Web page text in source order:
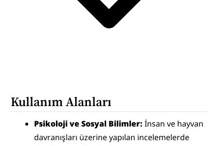
Kullanım Alanları
Psikoloji ve Sosyal Bilimler: İnsan ve hayvan
davranışları üzerine yapılan incelemelerde